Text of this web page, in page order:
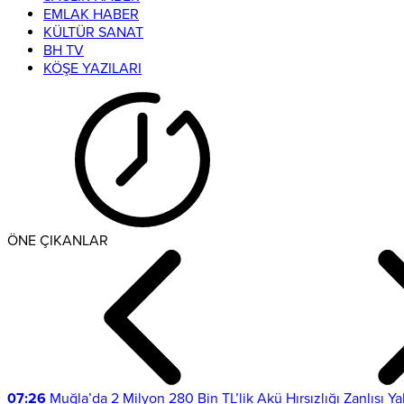
EMLAK HABER
KÜLTÜR SANAT
BH TV
KÖŞE YAZILARI
ÖNE ÇIKANLAR
07:26 Muğla’da 2 Milyon 280 Bin TL’lik Akü Hırsızlığı Zanlısı